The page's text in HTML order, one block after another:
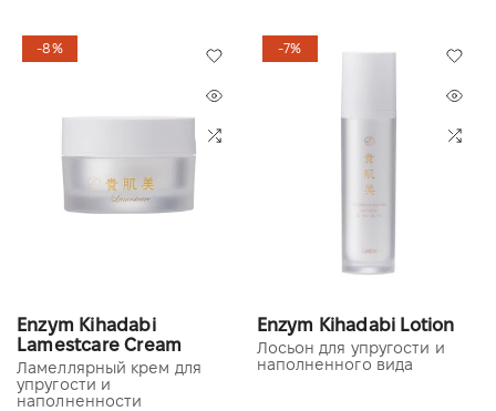
-8%
Enzym Kihadabi
Lamestcare Cream
Ламеллярный крем для
упругости и
наполненности
-7%
Enzym Kihadabi Lotion
Лосьон для упругости и
наполненного вида